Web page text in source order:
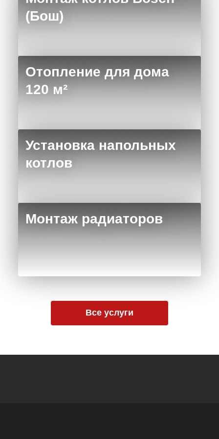
(Бош)
Отопление для дома
120 м²
Установка напольных
котлов
Монтаж радиаторов
Все услуги